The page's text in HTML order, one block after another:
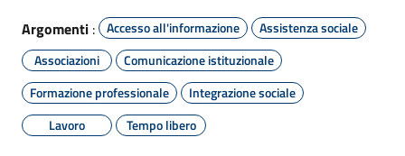
Argomenti : Accesso all'informazione
Assistenza sociale
Associazioni
Comunicazione istituzionale
Formazione professionale
Integrazione sociale
Lavoro
Tempo libero